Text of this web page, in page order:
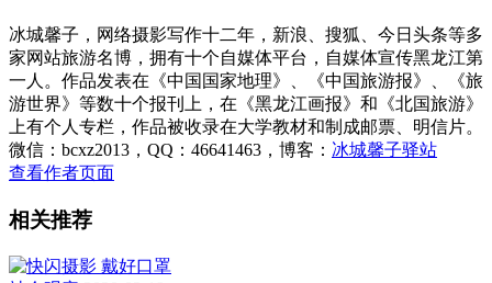
冰城馨子，网络摄影写作十二年，新浪、搜狐、今日头条等多
家网站旅游名博，拥有十个自媒体平台，自媒体宣传黑龙江第
一人。作品发表在《中国国家地理》、《中国旅游报》、《旅
游世界》等数十个报刊上，在《黑龙江画报》和《北国旅游》
上有个人专栏，作品被收录在大学教材和制成邮票、明信片。
微信：bcxz2013，QQ：46641463，博客： 冰城馨子驿站
查看作者页面
相关推荐